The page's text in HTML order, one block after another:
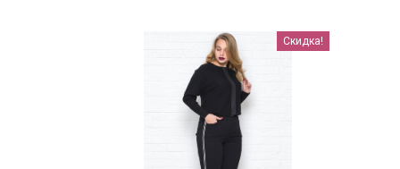
Наклейки Варіант з % Скидка!